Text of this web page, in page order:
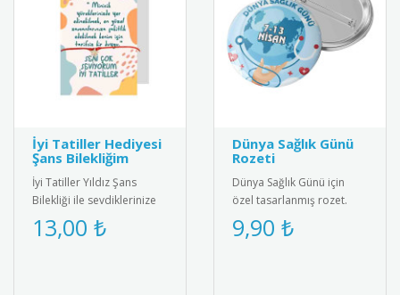
İyi Tatiller Hediyesi
Şans Bilekliğim
İyi Tatiller Yıldız Şans
Bilekliği ile sevdiklerinize
özel bir hediye verin! Tatil
ruhunu yansıtan ş..
13,00 ₺
Dünya Sağlık Günü
Rozeti
Dünya Sağlık Günü için
özel tasarlanmış rozet.
Sağlıklı yaşam bilincini
yaymak için ideal
9,90 ₺